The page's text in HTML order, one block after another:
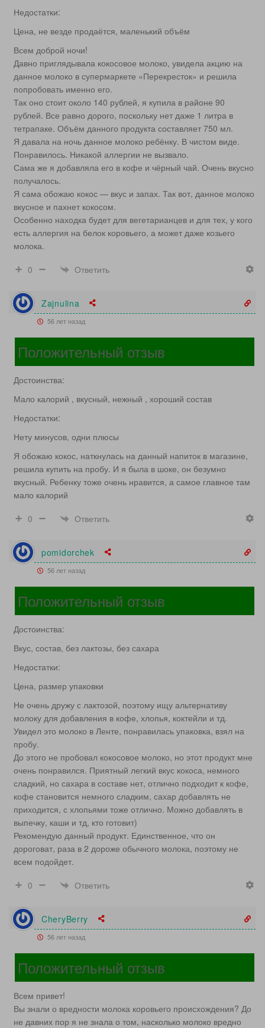
Недостатки:
Цена, не везде продаётся, маленький объём
Всем доброй ночи!
Давно приглядывала кокосовое молоко, увидела акцию на
данное молоко в супермаркете «Перекресток» и решила
попробовать именно его.
Так оно стоит около 140 рублей, я купила в районе 90
рублей. Все равно дорого, поскольку нет даже 1 литра в
тетрапаке. Объём данного продукта составляет 750 мл.
Я давала на ночь данное молоко ребёнку. В чистом виде.
Понравилось. Никакой аллергии не вызвало.
Сама же я добавляла его в кофе и чёрный чай. Очень вкусно
получалось.
Я сама обожаю кокос — вкус и запах. Так вот, данное молоко
вкусное и пахнет кокосом.
Особенно находка будет для вегетарианцев и для тех, у кого
есть аллергия на белок коровьего, а может даже козьего
молока.
0
Ответить
Zajnulina
56 лет назад
Положительный отзыв
Достоинства:
Мало калорий , вкусный, нежный , хороший состав
Недостатки:
Нету минусов, одни плюсы
Я обожаю кокос, наткнулась на данный напиток в магазине,
решила купить на пробу. И я была в шоке, он безумно
вкусный. Ребенку тоже очень нравится, а самое главное там
мало калорий
0
Ответить
pomidorchek
56 лет назад
Положительный отзыв
Достоинства:
Вкус, состав, без лактозы, без сахара
Недостатки:
Цена, размер упаковки
Не очень дружу с лактозой, поэтому ищу альтернативу
молоку для добавления в кофе, хлопья, коктейли и тд.
Увидел это молоко в Ленте, понравилась упаковка, взял на
пробу.
До этого не пробовал кокосовое молоко, но этот продукт мне
очень понравился. Приятный легкий вкус кокоса, немного
сладкий, но сахара в составе нет, отлично подходит к кофе,
кофе становится немного сладким, сахар добавлять не
приходится, с хлопьями тоже отлично. Можно добавлять в
выпечку, каши и тд, кто готовит)
Рекомендую данный продукт. Единственное, что он
дороговат, раза в 2 дороже обычного молока, поэтому не
всем подойдет.
0
Ответить
CheryBerry
56 лет назад
Положительный отзыв
Всем привет!
Вы знали о вредности молока коровьего происхождения? До
не давних пор я не знала о том, насколько молоко вредно